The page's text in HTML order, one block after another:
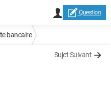
Question
bancaire
Sujet Suivant